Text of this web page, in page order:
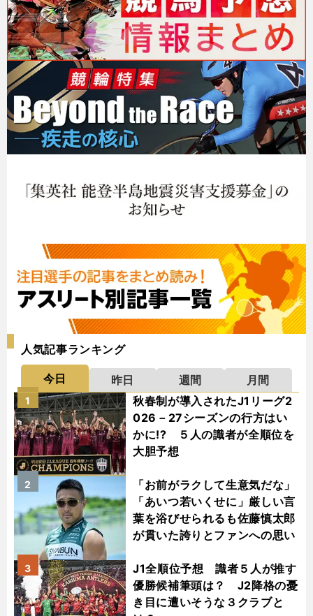
人気記事ランキング
今日 昨日 週間
月間
秋春制が導入されたJ1リーグ2
026－27シーズンの行方はい
かに!? ５人の識者が全順位を
大胆予想
1
「お前がラクして生意気だな」
「あいつ若いくせに」厳しい言
葉を浴びせられるも佐藤慎太郎
が貫いた誇りとファンへの思い
2
J1全順位予想 識者５人が推す
優勝候補筆頭は？ J2降格の憂
き目に遭いそうな３クラブと
3